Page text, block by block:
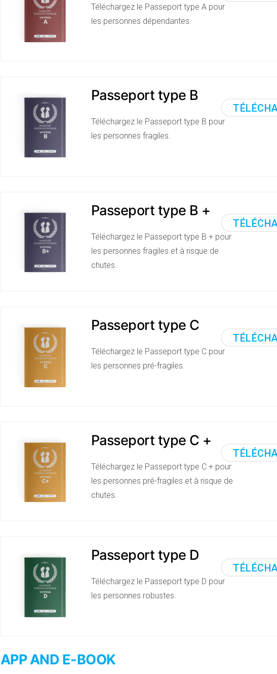
Téléchargez le Passeport type A pour
les personnes dépendantes.
Passeport type B
Téléchargez le Passeport type B pour
les personnes fragiles.
Passeport type B +
Téléchargez le Passeport type B + pour
les personnes fragiles et à risque de
chutes.
Passeport type C
Téléchargez le Passeport type C pour
les personnes pré-fragiles.
Passeport type C +
Téléchargez le Passeport type C + pour
les personnes pré-fragiles et à risque de
chutes.
Passeport type D
Téléchargez le Passeport type D pour
les personnes robustes.
APP AND E-BOOK